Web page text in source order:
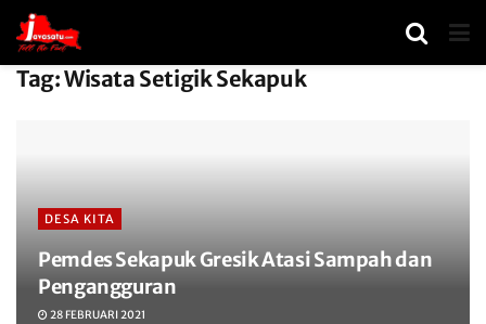
Tag:Wisata Setigik Sekapuk
DESA KITA
Pemdes Sekapuk Gresik Atasi Sampah dan
Pengangguran
28 FEBRUARI 2021